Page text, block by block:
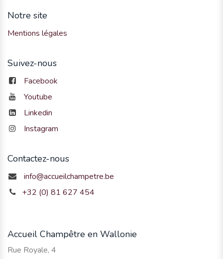
Notre site
Mentions légales
Suivez-nous
Facebook
Youtube
Linkedin
Instagram
Contactez-nous
info@accueilchampetre.be
+32 (0) 81 627 454
Accueil Champêtre en Wallonie
Rue Royale, 4